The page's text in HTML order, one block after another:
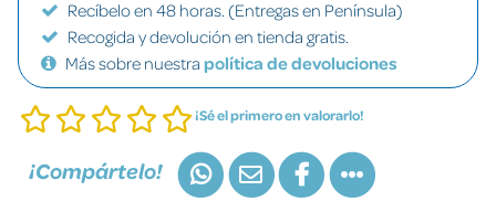
Recíbelo en 48 horas. (Entregas en Península)
Recogida y devolución en tienda gratis.
Más sobre nuestra política de devoluciones
¡Sé el primero en valorarlo!
¡Compártelo!